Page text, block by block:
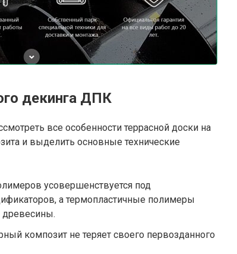
декинга ДПК
все особенности террасной доски на
и выделить основные технические
усовершенствуется под
а термопластичные полимеры
древесины.
композит не теряет своего первозданного